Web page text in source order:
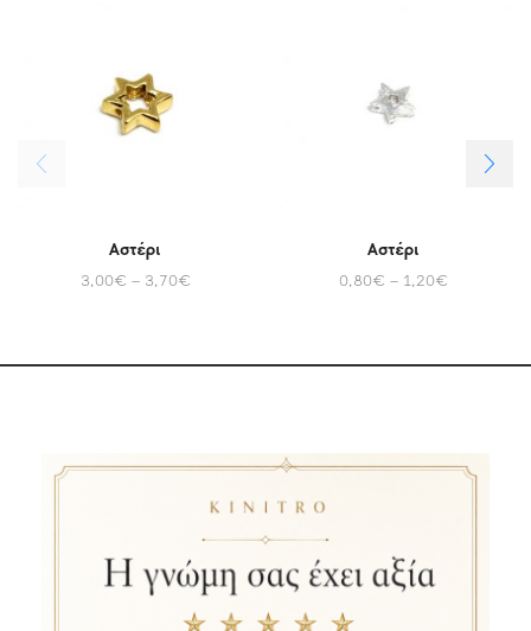
Αστέρι
3,00€ – 3,70€
Αστέρι
0,80€ – 1,20€